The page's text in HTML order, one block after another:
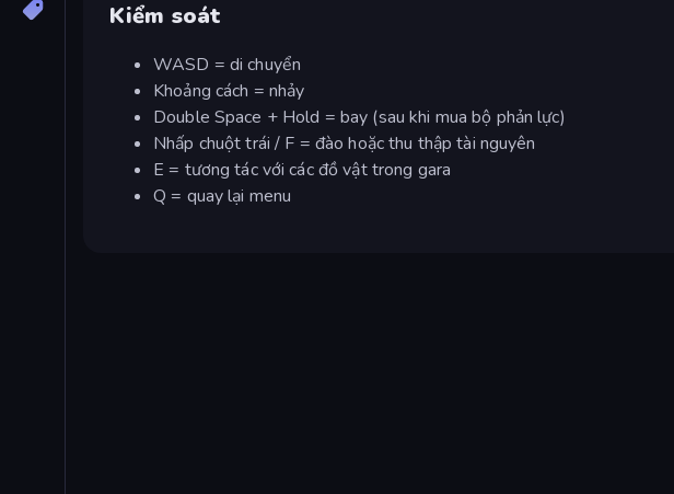
Kiểm soát
WASD = di chuyển
Khoảng cách = nhảy
Double Space + Hold = bay (sau khi mua bộ phản lực)
Nhấp chuột trái / F = đào hoặc thu thập tài nguyên
E = tương tác với các đồ vật trong gara
Q = quay lại menu